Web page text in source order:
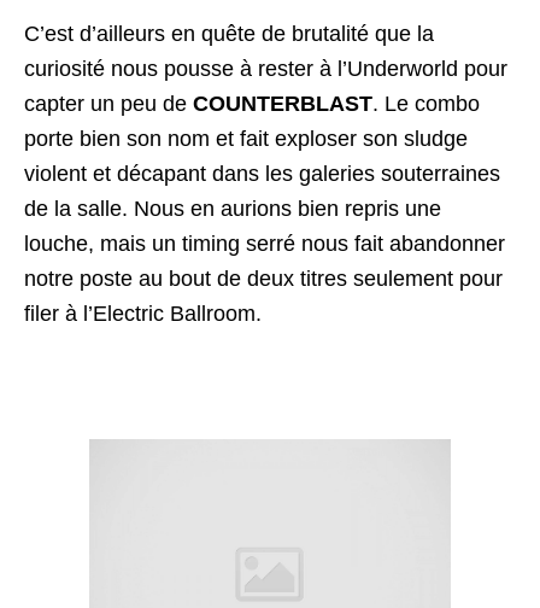
C’est d’ailleurs en quête de brutalité que la
curiosité nous pousse à rester à l’Underworld pour
capter un peu de COUNTERBLAST. Le combo
porte bien son nom et fait exploser son sludge
violent et décapant dans les galeries souterraines
de la salle. Nous en aurions bien repris une
louche, mais un timing serré nous fait abandonner
notre poste au bout de deux titres seulement pour
filer à l’Electric Ballroom.